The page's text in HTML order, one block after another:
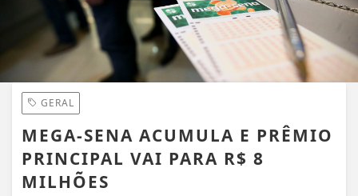
GERAL
MEGA-SENA ACUMULA E PRÊMIO
PRINCIPAL VAI PARA R$ 8
MILHÕES